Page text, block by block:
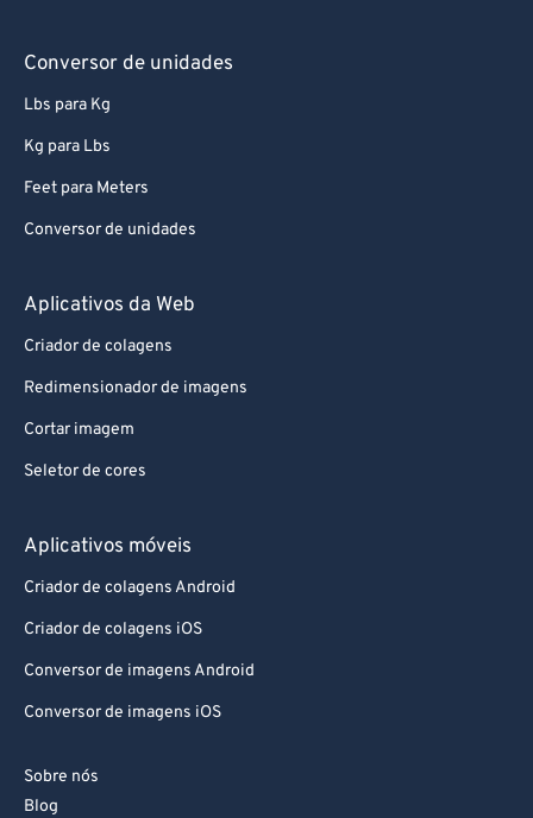
Conversor de unidades
Lbs para Kg
Kg para Lbs
Feet para Meters
Conversor de unidades
Aplicativos da Web
Criador de colagens
Redimensionador de imagens
Cortar imagem
Seletor de cores
Aplicativos móveis
Criador de colagens Android
Criador de colagens iOS
Conversor de imagens Android
Conversor de imagens iOS
Sobre nós
Blog